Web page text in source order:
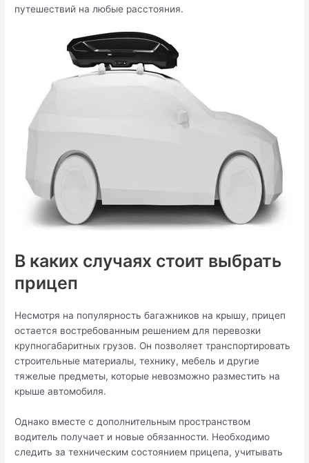
путешествий на любые расстояния.
В каких случаях стоит выбрать
прицеп
Несмотря на популярность багажников на крышу, прицеп
остается востребованным решением для перевозки
крупногабаритных грузов. Он позволяет транспортировать
строительные материалы, технику, мебель и другие
тяжелые предметы, которые невозможно разместить на
крыше автомобиля.
Однако вместе с дополнительным пространством
водитель получает и новые обязанности. Необходимо
следить за техническим состоянием прицепа, учитывать